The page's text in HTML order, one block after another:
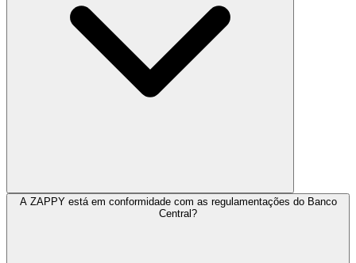
A ZAPPY está em conformidade com as regulamentações do Banco
Central?